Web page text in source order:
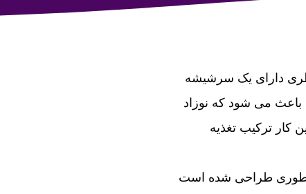
دارای یک سرشیشه
باعث می شود که نوزاد
کار ترکیب تغذیه
طوری طراحی شده است